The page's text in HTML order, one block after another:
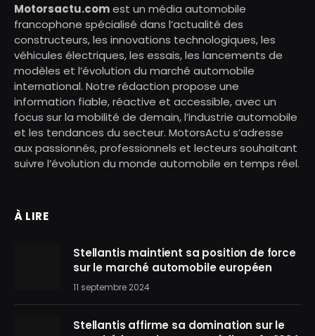
Motorsactu.comest un média automobile
francophone spécialisé dans l’actualité des
constructeurs, les innovations technologiques, les
véhicules électriques, les essais, les lancements de
modèles et l’évolution du marché automobile
international. Notre rédaction propose une
information fiable, réactive et accessible, avec un
focus sur la mobilité de demain, l’industrie automobile
et les tendances du secteur. MotorsActu s’adresse
aux passionnés, professionnels et lecteurs souhaitant
suivre l’évolution du monde automobile en temps réel.
À LIRE
Stellantis maintient sa position de force
sur le marché automobile européen
11 septembre 2024
Stellantis affirme sa domination sur le